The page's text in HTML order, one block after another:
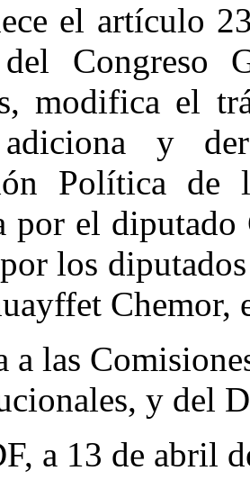
el artículo
Congreso
modifica el
adiciona y
Política de
por el
los
Chemor,
a las
y del
a 13 de abril